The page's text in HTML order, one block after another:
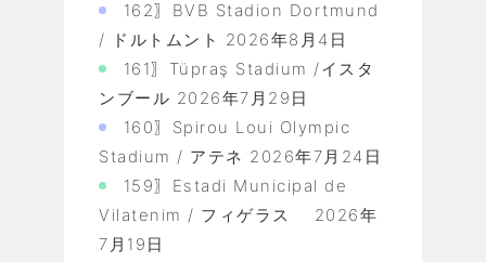
162〗BVB Stadion Dortmund
/ ドルトムント 2026年8月4日
161〗Tüpraş Stadium /イスタ
ンブール 2026年7月29日
160〗Spirou Loui Olympic
Stadium / アテネ 2026年7月24日
159〗Estadi Municipal de
Vilatenim / フィゲラス
2026年
7月19日